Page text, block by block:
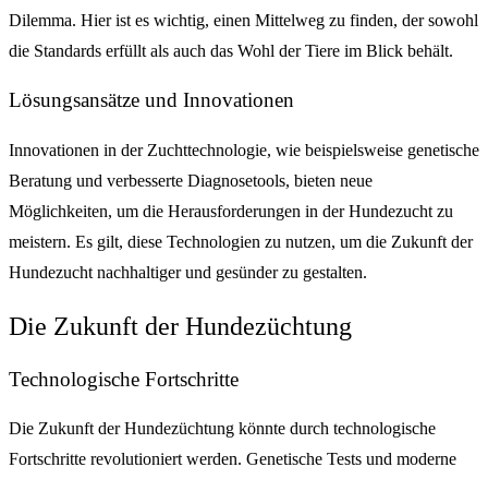
Dilemma. Hier ist es wichtig, einen Mittelweg zu finden, der sowohl
die Standards erfüllt als auch das Wohl der Tiere im Blick behält.
Lösungsansätze und Innovationen
Innovationen in der Zuchttechnologie, wie beispielsweise genetische
Beratung und verbesserte Diagnosetools, bieten neue
Möglichkeiten, um die Herausforderungen in der Hundezucht zu
meistern. Es gilt, diese Technologien zu nutzen, um die Zukunft der
Hundezucht nachhaltiger und gesünder zu gestalten.
Die Zukunft der Hundezüchtung
Technologische Fortschritte
Die Zukunft der Hundezüchtung könnte durch technologische
Fortschritte revolutioniert werden. Genetische Tests und moderne